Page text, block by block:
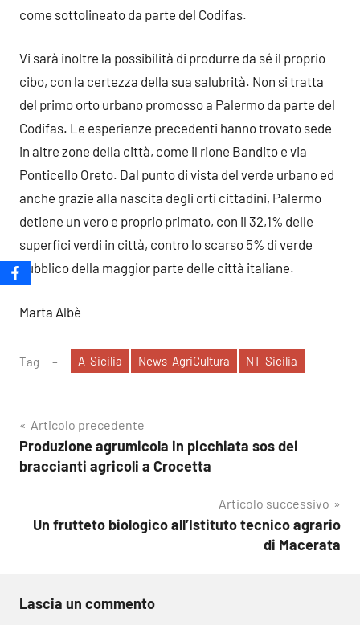
come sottolineato da parte del Codifas.
Vi sarà inoltre la possibilità di produrre da sé il proprio
cibo, con la certezza della sua salubrità. Non si tratta
del primo orto urbano promosso a Palermo da parte del
Codifas. Le esperienze precedenti hanno trovato sede
in altre zone della città, come il rione Bandito e via
Ponticello Oreto. Dal punto di vista del verde urbano ed
anche grazie alla nascita degli orti cittadini, Palermo
detiene un vero e proprio primato, con il 32,1% delle
superfici verdi in città, contro lo scarso 5% di verde
pubblico della maggior parte delle città italiane.
Marta Albè
Tag A-Sicilia News-AgriCultura NT-Sicilia
Navigazione
articoli
Articolo precedente
Produzione agrumicola in picchiata sos dei
braccianti agricoli a Crocetta
Articolo successivo
Un frutteto biologico all’Istituto tecnico agrario
di Macerata
Lascia un commento